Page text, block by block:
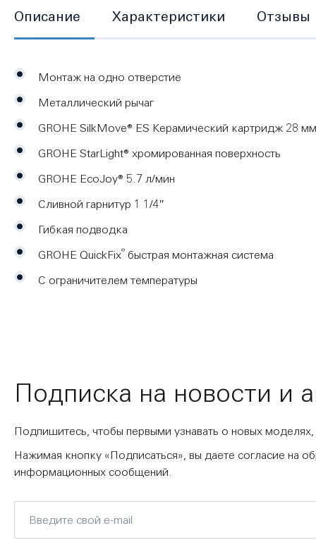
Описание
Монтаж на одно отверстие
Металлический рычаг
GROHE SilkMove® ES Керамический картридж 28
GROHE StarLight® хромированная поверхность
GROHE EcoJoy® 5.7 л/мин
Сливной гарнитур 1 1/4″
Гибкая подводка
GROHE QuickFix® быстрая монтажная система
С ограничителем температуры
Характеристики Отзывы
Подписка на новости и
Подпишитесь, чтобы первыми узнавать о новых
Нажимая кнопку «Подписаться», вы даете согласие на
информационных сообщений.